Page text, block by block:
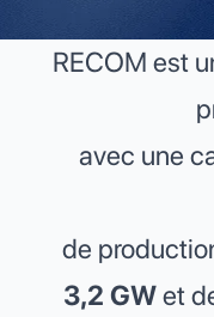
RECOM est
avec une
de
3,2 GWet